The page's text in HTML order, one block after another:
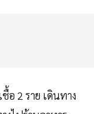
อ 2 ราย เดินทาง